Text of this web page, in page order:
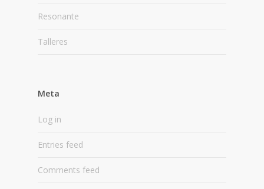
Resonante
Talleres
Meta
Log in
Entries feed
Comments feed